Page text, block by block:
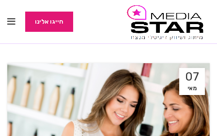
חייגו אלינו
07
מאי